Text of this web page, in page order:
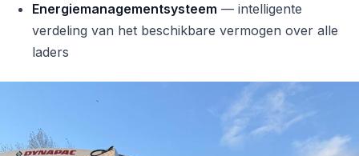
Energiemanagementsysteem — intelligente
verdeling van het beschikbare vermogen over alle
laders